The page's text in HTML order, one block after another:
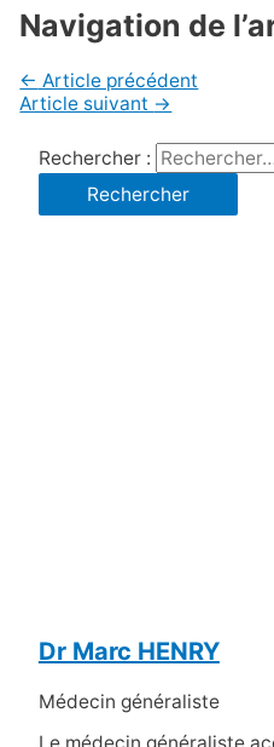
Navigation de
← Article précédent
Article suivant →
Rechercher :
Dr Marc HENRY
Médecin généraliste